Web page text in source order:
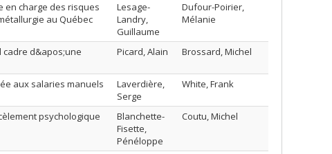
en charge des risques
au Québec
Lesage-
Landry,
Guillaume
Dufour-Poirier,
Mélanie
d&apos;une
Picard, Alain Brossard, Michel
aux salaries manuels
Laverdière,
Serge
White, Frank
psychologique
Blanchette-
Fisette,
Pénéloppe
Coutu, Michel